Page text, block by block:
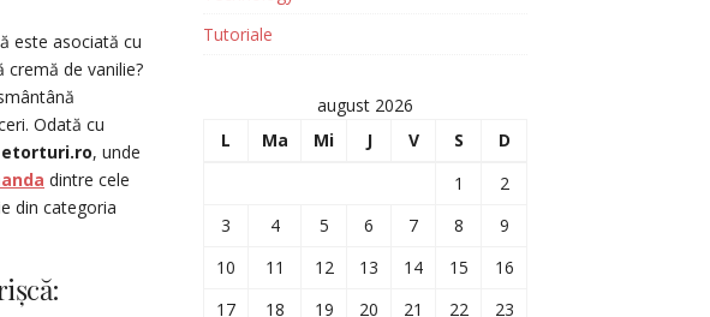
este asociată cu
de vanilie?
Odată cu
etorturi.ro, unde
dintre cele
din categoria
Tutoriale
august 2026
L
Ma Mi J V S
D
1
2
3
4 5 6 7 8
9
10
11 12 13 14 15
16
17
18 19 20 21 22
23